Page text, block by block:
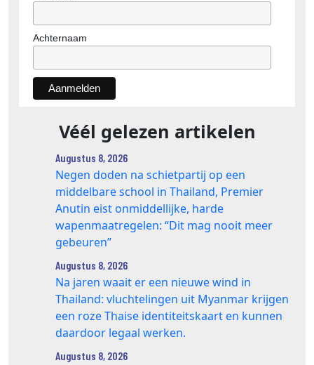
Achternaam
Véél gelezen artikelen
Augustus 8, 2026
Negen doden na schietpartij op een
middelbare school in Thailand, Premier
Anutin eist onmiddellijke, harde
wapenmaatregelen: “Dit mag nooit meer
gebeuren”
Augustus 8, 2026
Na jaren waait er een nieuwe wind in
Thailand: vluchtelingen uit Myanmar krijgen
een roze Thaise identiteitskaart en kunnen
daardoor legaal werken.
Augustus 8, 2026